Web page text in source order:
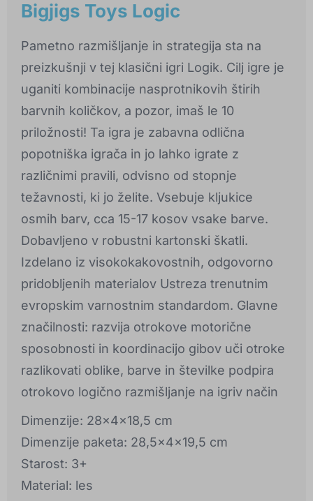
Bigjigs Toys Logic
Pametno razmišljanje in strategija sta na
preizkušnji v tej klasični igri Logik. Cilj igre je
uganiti kombinacije nasprotnikovih štirih
barvnih količkov, a pozor, imaš le 10
priložnosti! Ta igra je zabavna odlična
popotniška igrača in jo lahko igrate z
različnimi pravili, odvisno od stopnje
težavnosti, ki jo želite. Vsebuje kljukice
osmih barv, cca 15-17 kosov vsake barve.
Dobavljeno v robustni kartonski škatli.
Izdelano iz visokokakovostnih, odgovorno
pridobljenih materialov Ustreza trenutnim
evropskim varnostnim standardom. Glavne
značilnosti: razvija otrokove motorične
sposobnosti in koordinacijo gibov uči otroke
razlikovati oblike, barve in številke podpira
otrokovo logično razmišljanje na igriv način
Dimenzije: 28x4x18,5 cm
Dimenzije paketa: 28,5x4x19,5 cm
Starost: 3+
Material: les